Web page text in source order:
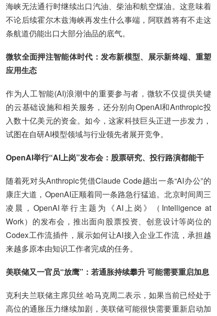
海峡无法通行时继续出口汽油、柴油和航空煤油。这意味着
不论后续霍尔木兹海峡再发生什么事端，阿联酋将有不走这
条航道仍能出口大部分油品的底气。
微软全面押注智能体时代：发布新模型、展示新终端、重塑
应用生态
作为人工智能(AI)浪潮中的重要参与者，微软不仅提供关键
的云基础设施和相关服务，还分别向OpenAI和Anthropic投
入数十亿美元的资金。如今，这家科技巨头正进一步发力，
试图在自研AI模型领域与行业领先者展开竞争。
OpenAI举行“AI上岗”发布会：股票研究、投行路演都能干
随着死对头Anthropic凭借Claude Code趟出一条“AI办公”的
康庄大道，OpenAI正顺着同一条路急行猛追。北京时间周三
凌晨，OpenAI举行主题为《AI上岗》（Intelligence at
Work）的发布会，推出面向股票投资、创意设计等岗位的
Codex工作流插件，展示如何让AI接入企业工作流，承担越
来越多原本由知识工作者完成的任务。
美联储又一官员“放鹰”：若通胀持续攀升 可能需要重启加息
克利夫兰联储主席贝丝·哈马克周二表示，如果当前已经处于
高位的通胀压力继续加剧，美联储可能很快需要重新启动加